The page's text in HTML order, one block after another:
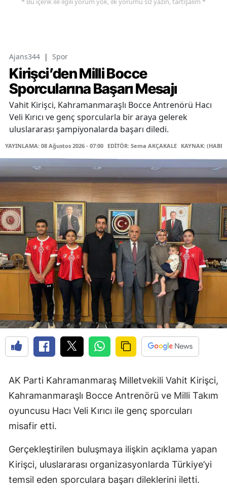
Ajans344 | Spor
Kirişci’den Milli Bocce
Sporcularına Başarı Mesajı
Vahit Kirişci, Kahramanmaraşlı Bocce Antrenörü Hacı
Veli Kırıcı ve genç sporcularla bir araya gelerek
uluslararası şampiyonalarda başarı diledi.
YAYINLAMA: 08 Ağustos 2026 - 07:00 EDİTÖR: Sema AKÇAKALE KAYNAK:
AK Parti Kahramanmaraş Milletvekili Vahit Kirişci,
Kahramanmaraşlı Bocce Antrenörü ve Milli Takım
oyuncusu Hacı Veli Kırıcı ile genç sporcuları
misafir etti.
Gerçekleştirilen buluşmaya ilişkin açıklama yapan
Kirişci, uluslararası organizasyonlarda Türkiye’yi
temsil eden sporculara başarı dileklerini iletti.